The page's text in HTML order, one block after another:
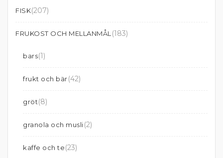
FISK(207)
FRUKOST OCH MELLANMÅL (183)
bars(1)
frukt och bär(42)
gröt(8)
granola och musli(2)
kaffe och te(23)